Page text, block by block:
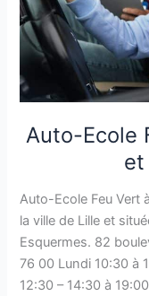
Auto-Ecole
et
Auto-Ecole Feu Vert
la ville de Lille et
Esquermes. 82
76 00 Lundi 10:30 à
12:30 – 14:30 à